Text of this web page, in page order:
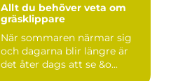
Allt du behöver veta om
gräsklippare
När sommaren närmar sig
och dagarna blir längre är
det åter dags att se &o...